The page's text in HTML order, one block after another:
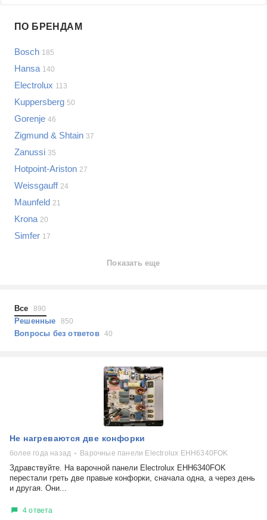
LG
Sony
Bosch
Asus
Lenovo
Indesit
JBL
Показать еще
Проблемы по категориям
Варочные панели
Сотовые телефоны
Планшеты
Наушники
Выберите...
не включается
самопроизвольное выключение
самостоятельный ремонт
выдает ошибку
плохо работает
решение проблемы
ПО БРЕНДАМ
Bosch 185
Hansa 140
Electrolux 113
Kuppersberg 50
Gorenje 46
Zigmund & Shtain 37
Zanussi 35
Hotpoint-Ariston 27
Weissgauff 24
Maunfeld 21
Krona 20
Simfer 17
Показать еще
Все 890
Решенные 850
Вопросы без ответов40
Не нагреваются две конфорки
более года назад Варочные панели Electrolux EHH6340FOK
Здравствуйте. На варочной панели Electrolux EHH6340FOK
перестали греть две правые конфорки, сначала одна, а через день
и другая. Они...
4 ответа